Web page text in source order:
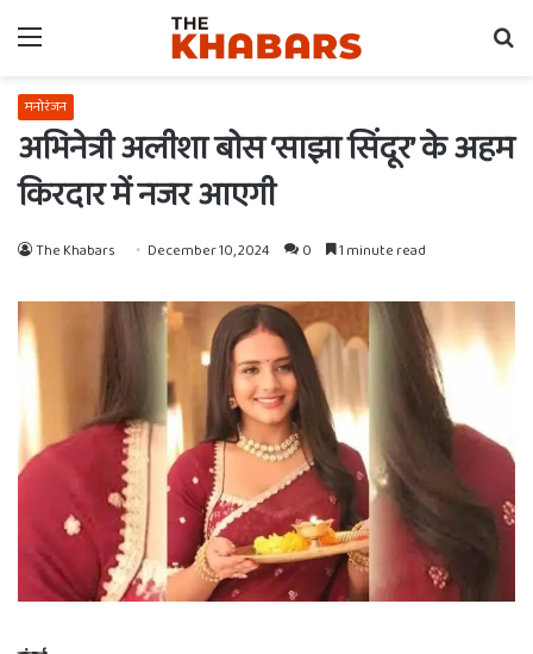
Menu
मनोरंजन
अभिनेत्री अलीशा बोस ‘साझा सिंदूर’ के अहम
किरदार में नजर आएगी
The Khabars December 10, 2024 0 1 minute read